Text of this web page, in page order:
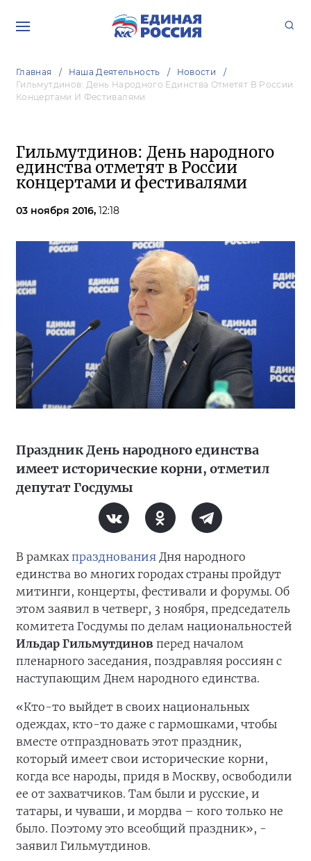
Главная Наша Деятельность
Новости
Гильмутдинов: День Народного Единства Отметят В России
Концертами И Фестивалями
Гильмутдинов: День народного
единства отметят в России
концертами и фестивалями
03 ноября 2016, 12:18
Праздник День народного единства
имеет исторические корни, отметил
депутат Госдумы
В рамкахпразднования Дня народного
единства во многих городах страны пройдут
митинги, концерты, фестивали и форумы. Об
этом заявил в четверг, 3 ноября, председатель
комитета Госдумы по делам национальностей
Ильдар Гильмутдинов перед началом
пленарного заседания, поздравляя россиян с
наступающим Днем народного единства.
«Кто-то выйдет в своих национальных
одеждах, кто-то даже с гармошками, чтобы
вместе отпраздновать этот праздник,
который имеет свои исторические корни,
когда все народы, придя в Москву, освободили
ее от захватчиков. Там были и русские, и
татары, и чуваши, и мордва – кого только не
было. Поэтому это всеобщий праздник», -
заявил Гильмутдинов.